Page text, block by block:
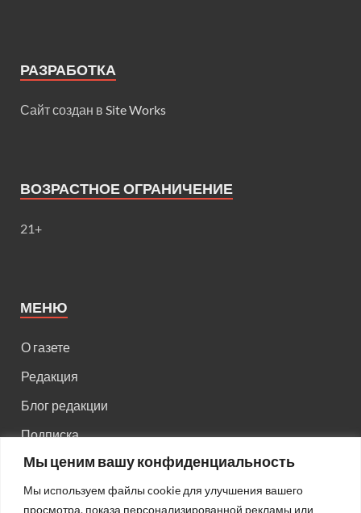
Мы ценим вашу конфиденциальность
Мы используем файлы cookie для улучшения вашего
просмотра, показа персонализированной рекламы или
РАЗРАБОТКА
Сайт создан в Site Works
ВОЗРАСТНОЕ ОГРАНИЧЕНИЕ
21+
МЕНЮ
О газете
Редакция
Блог редакции
Подписка
Правила поведения на сайте
Реклама